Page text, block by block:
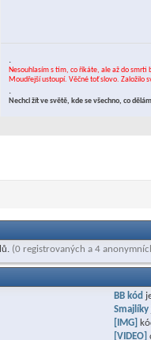
.
Nesouhlasím s tím, co říkáte, ale až do smrti
Moudřejší ustoupí. Věčné toť slovo. Založilo
.
Nechci žít ve světě, kde se všechno, co
(0 registrovaných a 4
BB kód
Smajlíky
[IMG]
[VIDEO]